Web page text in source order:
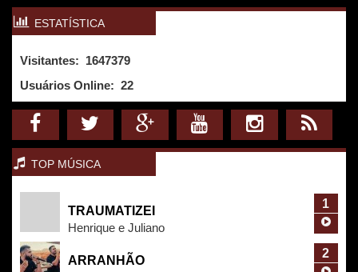
ESTATÍSTICA
Visitantes: 1647379
Usuários Online: 22
TOP MÚSICA
TRAUMATIZEI
Henrique e Juliano
1
ARRANHÃO
2